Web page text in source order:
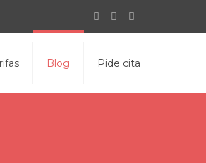
Blog Pide cita